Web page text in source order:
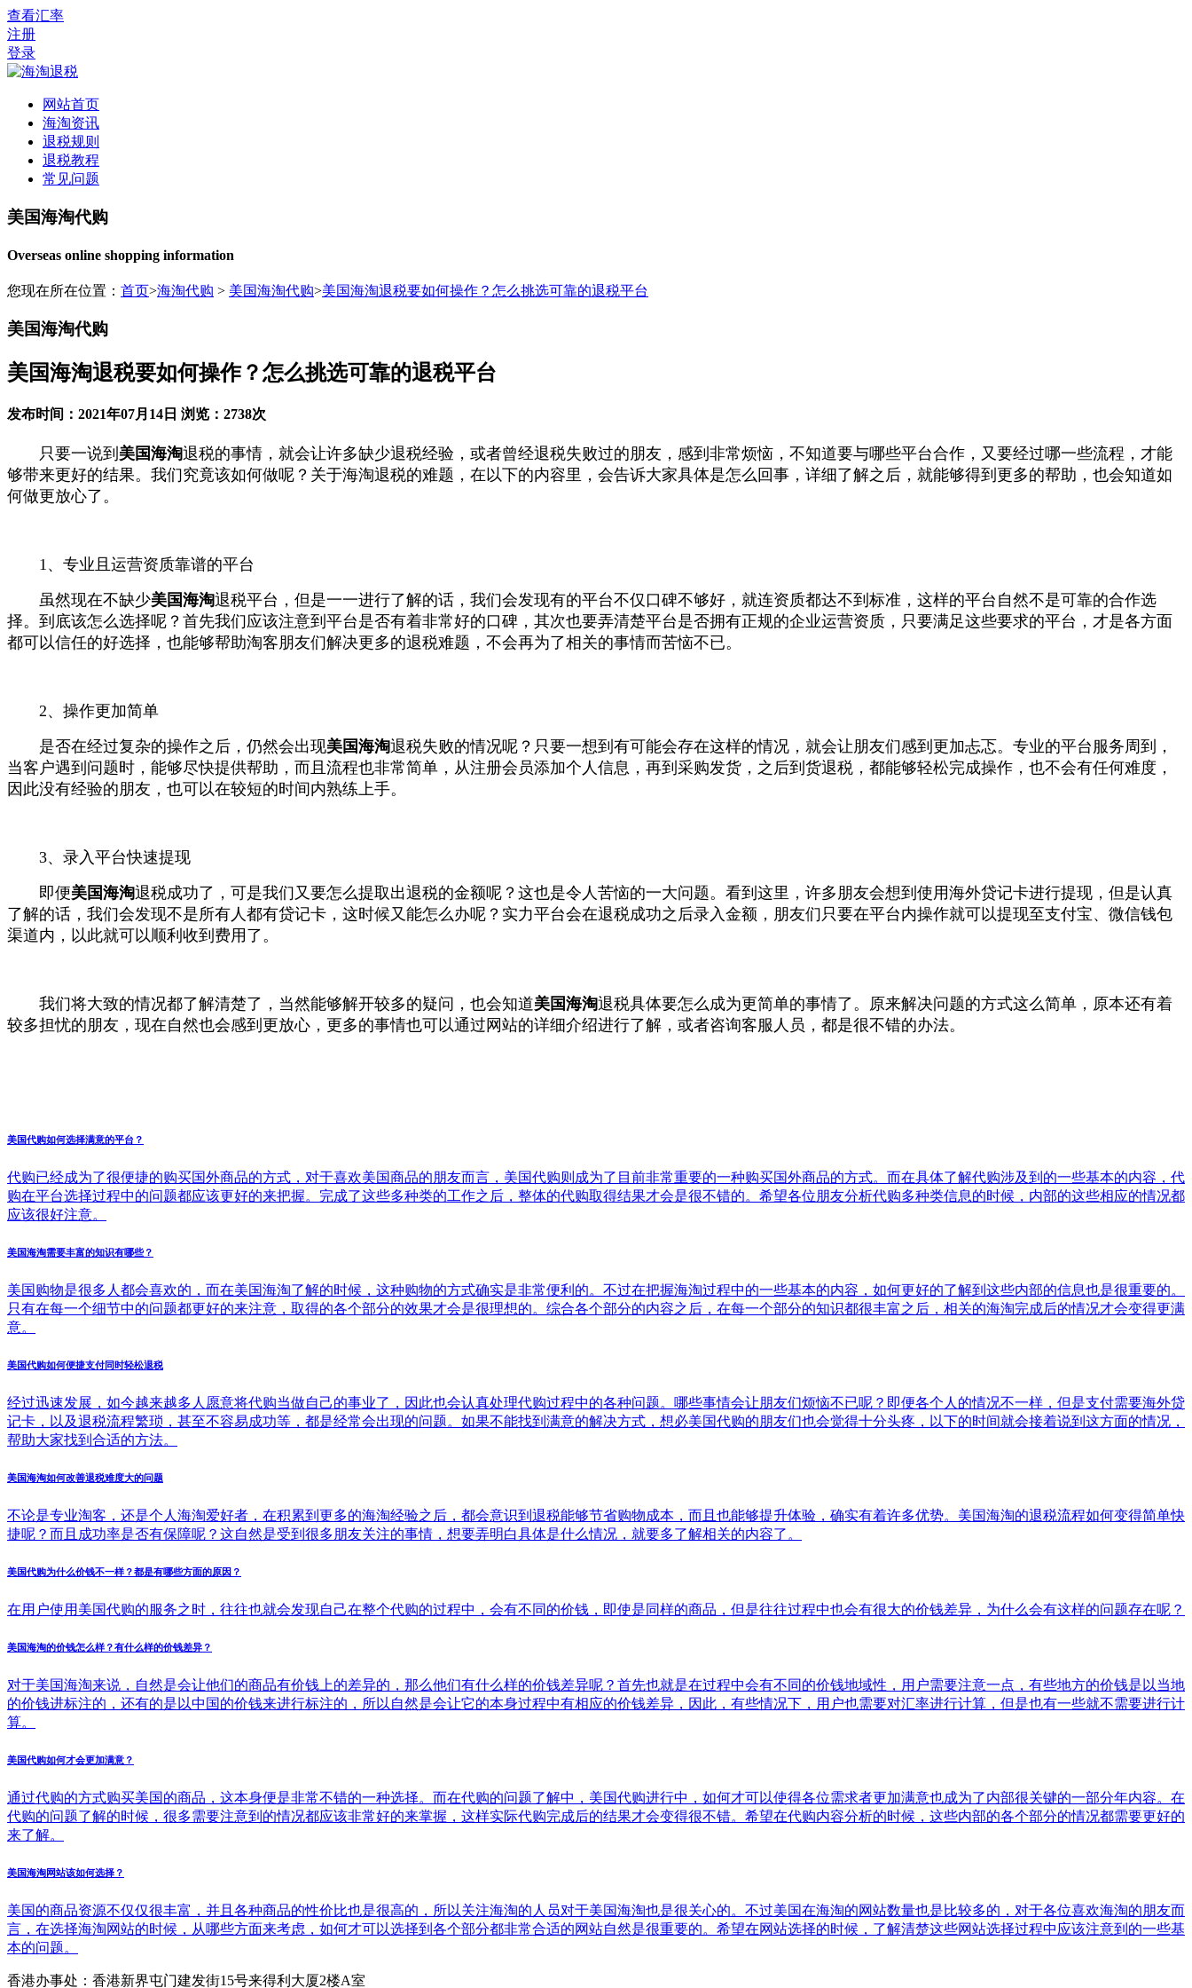
查看汇率
注册
登录
网站首页
海淘资讯
退税规则
退税教程
常见问题
美国海淘代购
Overseas online shopping information
您现在所在位置： 首页>海淘代购 > 美国海淘代购>美国海淘退税要如何操作？怎么挑选可靠的退税平台
美国海淘代购
美国海淘退税要如何操作？怎么挑选可靠的退税平台
发布时间：2021年07月14日 浏览：2738次
只要一说到 美国海淘退税的事情，就会让许多缺少退税经验，或者曾经退税失败过的朋友，感到非常烦恼，不知道要与哪些平台合作，又要经过哪一些流程，才能
够带来更好的结果。我们究竟该如何做呢？关于海淘退税的难题，在以下的内容里，会告诉大家具体是怎么回事，详细了解之后，就能够得到更多的帮助，也会知道如
何做更放心了。
1、专业且运营资质靠谱的平台
虽然现在不缺少美国海淘退税平台，但是一一进行了解的话，我们会发现有的平台不仅口碑不够好，就连资质都达不到标准，这样的平台自然不是可靠的合作选
择。到底该怎么选择呢？首先我们应该注意到平台是否有着非常好的口碑，其次也要弄清楚平台是否拥有正规的企业运营资质，只要满足这些要求的平台，才是各方面
都可以信任的好选择，也能够帮助淘客朋友们解决更多的退税难题，不会再为了相关的事情而苦恼不已。
2、操作更加简单
是否在经过复杂的操作之后，仍然会出现美国海淘退税失败的情况呢？只要一想到有可能会存在这样的情况，就会让朋友们感到更加忐忑。专业的平台服务周到，
当客户遇到问题时，能够尽快提供帮助，而且流程也非常简单，从注册会员添加个人信息，再到采购发货，之后到货退税，都能够轻松完成操作，也不会有任何难度，
因此没有经验的朋友，也可以在较短的时间内熟练上手。
3、录入平台快速提现
即便美国海淘退税成功了，可是我们又要怎么提取出退税的金额呢？这也是令人苦恼的一大问题。看到这里，许多朋友会想到使用海外贷记卡进行提现，但是认真
了解的话，我们会发现不是所有人都有贷记卡，这时候又能怎么办呢？实力平台会在退税成功之后录入金额，朋友们只要在平台内操作就可以提现至支付宝、微信钱包
渠道内，以此就可以顺利收到费用了。
我们将大致的情况都了解清楚了，当然能够解开较多的疑问，也会知道美国海淘退税具体要怎么成为更简单的事情了。原来解决问题的方式这么简单，原本还有着
较多担忧的朋友，现在自然也会感到更放心，更多的事情也可以通过网站的详细介绍进行了解，或者咨询客服人员，都是很不错的办法。
美国代购如何选择满意的平台？
代购已经成为了很便捷的购买国外商品的方式，对于喜欢美国商品的朋友而言，美国代购则成为了目前非常重要的一种购买国外商品的方式。而在具体了解代购涉及到的一些基本的内容，代
购在平台选择过程中的问题都应该更好的来把握。完成了这些多种类的工作之后，整体的代购取得结果才会是很不错的。希望各位朋友分析代购多种类信息的时候，内部的这些相应的情况都
应该很好注意。
美国海淘需要丰富的知识有哪些？
美国购物是很多人都会喜欢的，而在美国海淘了解的时候，这种购物的方式确实是非常便利的。不过在把握海淘过程中的一些基本的内容，如何更好的了解到这些内部的信息也是很重要的。
只有在每一个细节中的问题都更好的来注意，取得的各个部分的效果才会是很理想的。综合各个部分的内容之后，在每一个部分的知识都很丰富之后，相关的海淘完成后的情况才会变得更满
意。
美国代购如何便捷支付同时轻松退税
经过迅速发展，如今越来越多人愿意将代购当做自己的事业了，因此也会认真处理代购过程中的各种问题。哪些事情会让朋友们烦恼不已呢？即便各个人的情况不一样，但是支付需要海外贷
记卡，以及退税流程繁琐，甚至不容易成功等，都是经常会出现的问题。如果不能找到满意的解决方式，想必美国代购的朋友们也会觉得十分头疼，以下的时间就会接着说到这方面的情况，
帮助大家找到合适的方法。
美国海淘如何改善退税难度大的问题
不论是专业淘客，还是个人海淘爱好者，在积累到更多的海淘经验之后，都会意识到退税能够节省购物成本，而且也能够提升体验，确实有着许多优势。美国海淘的退税流程如何变得简单快
捷呢？而且成功率是否有保障呢？这自然是受到很多朋友关注的事情，想要弄明白具体是什么情况，就要多了解相关的内容了。
美国代购为什么价钱不一样？都是有哪些方面的原因？
在用户使用美国代购的服务之时，往往也就会发现自己在整个代购的过程中，会有不同的价钱，即使是同样的商品，但是往往过程中也会有很大的价钱差异，为什么会有这样的问题存在呢？
美国海淘的价钱怎么样？有什么样的价钱差异？
对于美国海淘来说，自然是会让他们的商品有价钱上的差异的，那么他们有什么样的价钱差异呢？首先也就是在过程中会有不同的价钱地域性，用户需要注意一点，有些地方的价钱是以当地
的价钱进标注的，还有的是以中国的价钱来进行标注的，所以自然是会让它的本身过程中有相应的价钱差异，因此，有些情况下，用户也需要对汇率进行计算，但是也有一些就不需要进行计
算。
美国代购如何才会更加满意？
通过代购的方式购买美国的商品，这本身便是非常不错的一种选择。而在代购的问题了解中，美国代购进行中，如何才可以使得各位需求者更加满意也成为了内部很关键的一部分年内容。在
代购的问题了解的时候，很多需要注意到的情况都应该非常好的来掌握，这样实际代购完成后的结果才会变得很不错。希望在代购内容分析的时候，这些内部的各个部分的情况都需要更好的
来了解。
美国海淘网站该如何选择？
美国的商品资源不仅仅很丰富，并且各种商品的性价比也是很高的，所以关注海淘的人员对于美国海淘也是很关心的。不过美国在海淘的网站数量也是比较多的，对于各位喜欢海淘的朋友而
言，在选择海淘网站的时候，从哪些方面来考虑，如何才可以选择到各个部分都非常合适的网站自然是很重要的。希望在网站选择的时候，了解清楚这些网站选择过程中应该注意到的一些基
本的问题。
香港办事处：香港新界屯门建发街15号来得利大厦2楼A室